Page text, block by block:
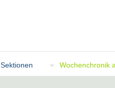
Sektionen Wochenchronik